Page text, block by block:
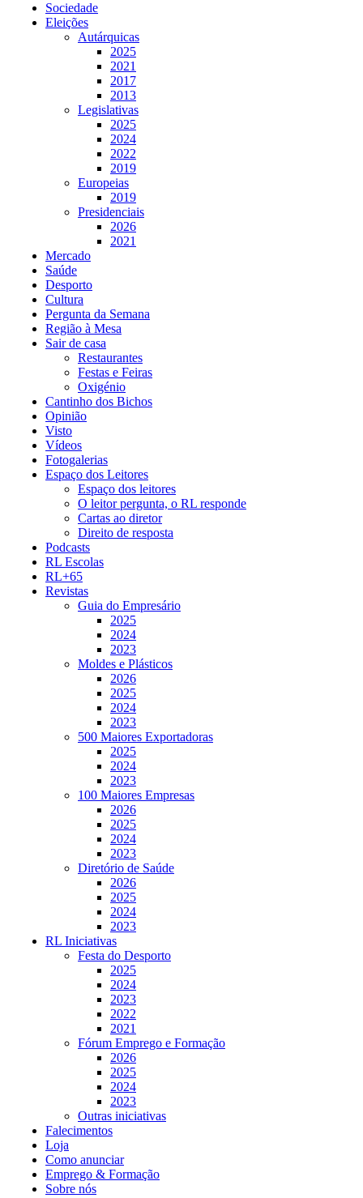
Sociedade
Eleições
Autárquicas
2025
2021
2017
2013
Legislativas
2025
2024
2022
2019
Europeias
2019
Presidenciais
2026
2021
Mercado
Saúde
Desporto
Cultura
Pergunta da Semana
Região à Mesa
Sair de casa
Restaurantes
Festas e Feiras
Oxigénio
Cantinho dos Bichos
Opinião
Visto
Vídeos
Fotogalerias
Espaço dos Leitores
Espaço dos leitores
O leitor pergunta, o RL responde
Cartas ao diretor
Direito de resposta
Podcasts
RL Escolas
RL+65
Revistas
Guia do Empresário
2025
2024
2023
Moldes e Plásticos
2026
2025
2024
2023
500 Maiores Exportadoras
2025
2024
2023
100 Maiores Empresas
2026
2025
2024
2023
Diretório de Saúde
2026
2025
2024
2023
RL Iniciativas
Festa do Desporto
2025
2024
2023
2022
2021
Fórum Emprego e Formação
2026
2025
2024
2023
Outras iniciativas
Falecimentos
Loja
Como anunciar
Emprego & Formação
Sobre nós